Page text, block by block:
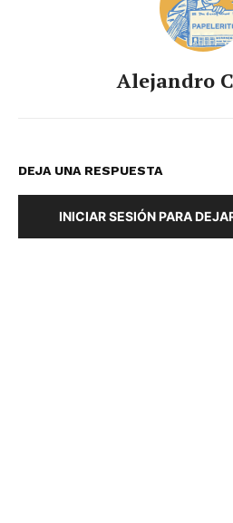
Alejandro
DEJA UNA RESPUESTA
INICIAR SESIÓN PARA